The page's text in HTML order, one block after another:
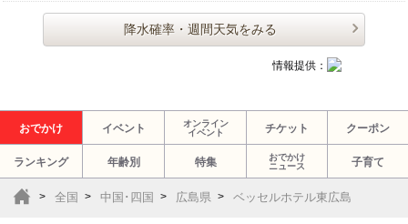
降水確率・週間天気をみる
情報提供：
おでかけ イベント
オンライン
イベント
チケット クーポン
ランキング 年齢別 特集
おでかけ
ニュース
子育て
全国 中国･四国 広島県 ベッセルホテル東広島